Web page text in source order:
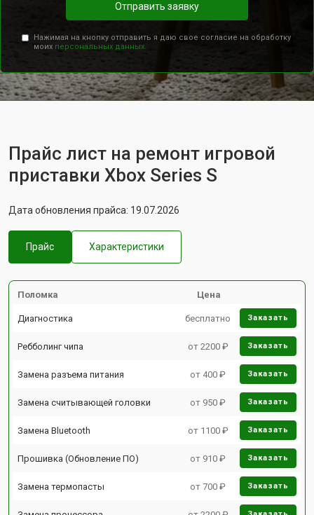
Отправить заявку
Нажимая на кнопку отправить я даю свое согласие на обработку
моих персональных данных.
Прайс лист на ремонт игровой
приставки Xbox Series S
Дата обновления прайса: 19.07.2026
Прайс Характеристики
Поломка Цена
Диагностика бесплатно Заказать
Ребболинг чипа от 2200 ₽ Заказать
Замена разъема питания от 400 ₽ Заказать
Замена считывающей головки от 950 ₽ Заказать
Замена Bluetooth от 1100 ₽ Заказать
Прошивка (Обновление ПО) от 910 ₽ Заказать
Замена термопасты от 700 ₽ Заказать